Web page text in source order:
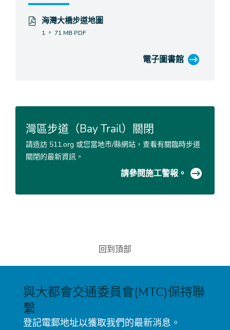
海灣大橋步道地圖
1 。 71 MB PDF
電子圖書館
灣區步道（Bay Trail）關閉
請造訪 511.org 或您當地市/縣網站，查看有關臨時步道
關閉的最新資訊。
請參閱施工警報。
回到頂部
與大都會交通委員會(MTC)保持聯
繫
登記電郵地址以獲取我們的最新消息。